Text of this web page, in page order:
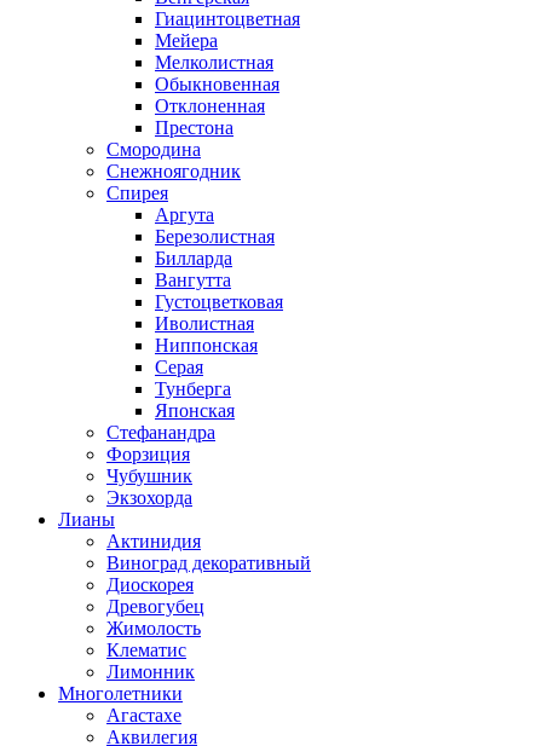
Гиацинтоцветная
Мейера
Мелколистная
Обыкновенная
Отклоненная
Престона
Смородина
Снежноягодник
Спирея
Аргута
Березолистная
Билларда
Вангутта
Густоцветковая
Иволистная
Ниппонская
Серая
Тунберга
Японская
Стефанандра
Форзиция
Чубушник
Экзохорда
Лианы
Актинидия
Виноград декоративный
Диоскорея
Древогубец
Жимолость
Клематис
Лимонник
Многолетники
Агастахе
Аквилегия